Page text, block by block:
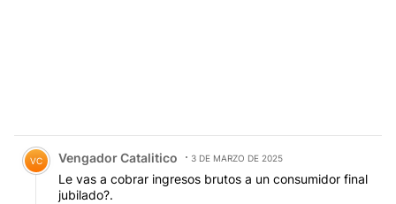
Comentario de Vengador Catalitico.
VC Vengador Catalitico 3 DE MARZO DE 2025
Le vas a cobrar ingresos brutos a un consumidor final
jubilado?.